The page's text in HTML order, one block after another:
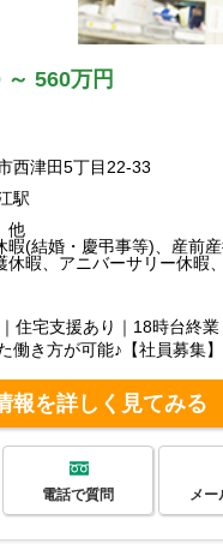
560万円
西津田5丁目22-33
駅
他
暇(結婚・慶弔事等)、産前
休暇、アニバーサリー休暇
住宅支援あり｜18時台終業
働き方が可能♪【社員募集】
報を詳しく見てみる
電話で質問 メー